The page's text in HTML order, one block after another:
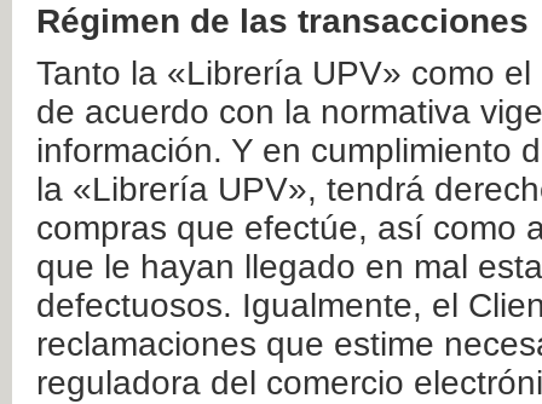
Régimen de las transacciones
Tanto la «Librería UPV» como
de acuerdo con la normativa
información. Y en cumplimiento
la «Librería UPV», tendrá
compras que efectúe, así como
que le hayan llegado en mal
defectuosos. Igualmente, el
reclamaciones que estime
reguladora del comercio